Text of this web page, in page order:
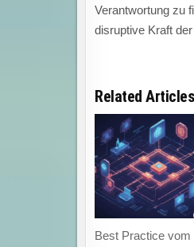
Verantwortung zu
disruptive Kraft
Related Articles
Best Practice vom